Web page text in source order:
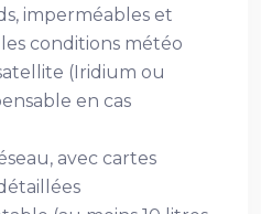
imperméables et
conditions météo
(Iridium ou
en cas
avec cartes